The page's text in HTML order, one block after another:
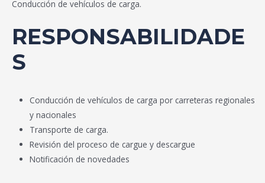
Conducción de vehículos de carga.
RESPONSABILIDADE
S
Conducción de vehículos de carga por carreteras regionales
y nacionales
Transporte de carga.
Revisión del proceso de cargue y descargue
Notificación de novedades